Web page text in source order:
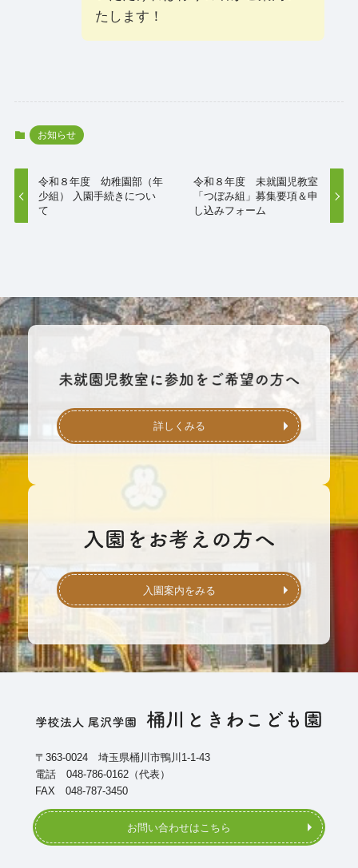
たします！
お知らせ
令和８年度 幼稚園部（年
少組） 入園手続きについ
て
令和８年度 未就園児教室
「つぼみ組」募集要項＆申
し込みフォーム
詳しくみる
入園案内をみる
〒363-0024 埼玉県桶川市鴨川1-1-43
電話 048-786-0162（代表）
FAX 048-787-3450
お問い合わせはこちら